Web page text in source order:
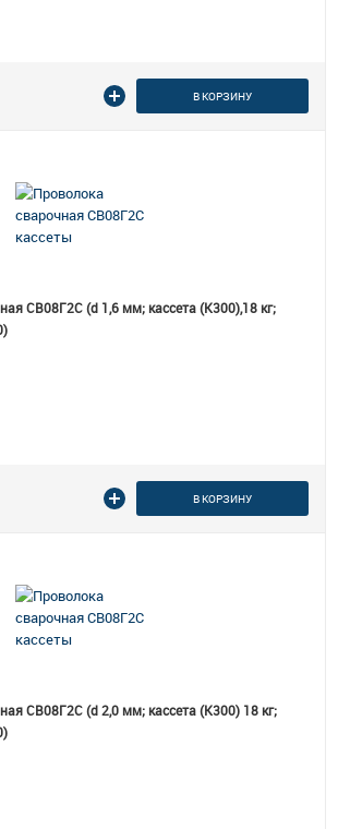
В КОРЗИНУ
СВ08Г2С (d 1,6 мм; кассета (К300),18 кг;
В КОРЗИНУ
СВ08Г2С (d 2,0 мм; кассета (K300) 18 кг;